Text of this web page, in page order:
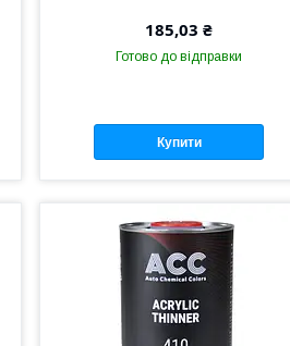
185,03 ₴
Готово до відправки
Купити